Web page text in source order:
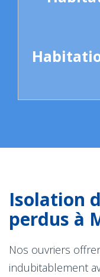
Isolation
perdus à
Nos ouvriers
indubitablement